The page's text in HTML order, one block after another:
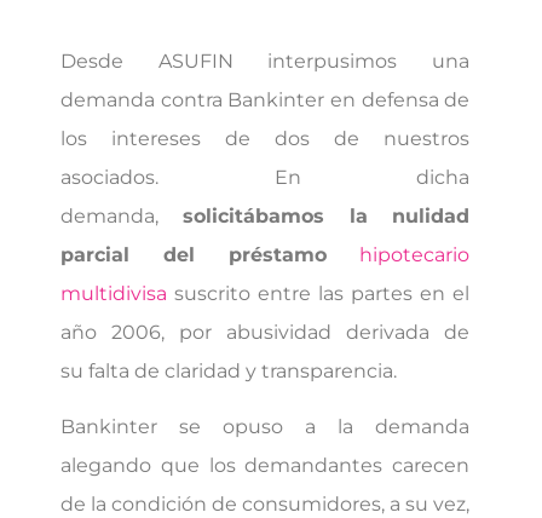
Desde ASUFIN interpusimos una
demanda contra Bankinter en defensa de
los intereses de dos de nuestros
asociados. En dicha
demanda, solicitábamos la nulidad
parcial del préstamo
hipotecario
multidivisa suscrito entre las partes en el
año 2006, por abusividad derivada de
su falta de claridad y transparencia.
Bankinter se opuso a la demanda
alegando que los demandantes carecen
de la condición de consumidores, a su vez,